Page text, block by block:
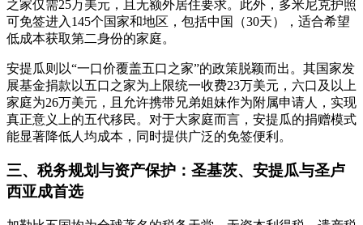
之家仅需25万美元，且无额外居住要求。此外，多米尼克护照
可免签进入145个国家和地区，包括中国（30天），适合希望
低成本获取第二身份的家庭。
安提瓜则以“一口价覆盖五口之家”的政策脱颖而出。其国家发
展基金捐款以五口之家为上限统一收费23万美元，六口及以上
家庭为26万美元，且允许携带兄弟姐妹作为附属申请人，实现
真正意义上的五代移民。对于大家庭而言，安提瓜的捐赠模式
能显著降低人均成本，同时提供广泛的免签便利。
三、税务规划与资产保护：圣基茨、安提瓜与圣卢
西亚成首选